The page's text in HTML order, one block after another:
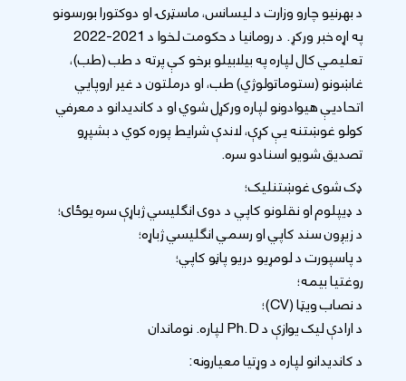
د بهرنیو چارو وزارت د لیسانس، ماسټرۍ او دوکتورا بورسونو
په اړه خبر ورکړ. د رومانیا د حکومت لخوا د 2021-2022
تعلیمي کال لپاره په بیلابیلو برخو کې پرته د طب (طب)،
غاښونو (ستوماتولوژي) طب، او درملتون د غیر اروپايي
اتحادیې هیوادونو لپاره ورکړل شوي او د کاندیدانو د معرفي
کولو غوښتنه یې کړې، لاندې شرایط پوره کوي د بشپړو
تصدیق شویو اسنادو سره.
ډک شوی غوښتنلیک؛
د ډیپلوم او نقلونو کاپي د دوی انګلیسي ژباړې سره یوځای؛
د زیږون سند کاپي او رسمي انګلیسي ژباړه؛
د پاسپورت د لومړیو دریو پاڼو کاپي؛
روغتیا بیمه؛
د نصاب ویټا (CV)؛
د ارادې لیک یوازې د Ph.D لپاره. نوماندان
د کاندیدانو لپاره د وړتیا معیارونه: